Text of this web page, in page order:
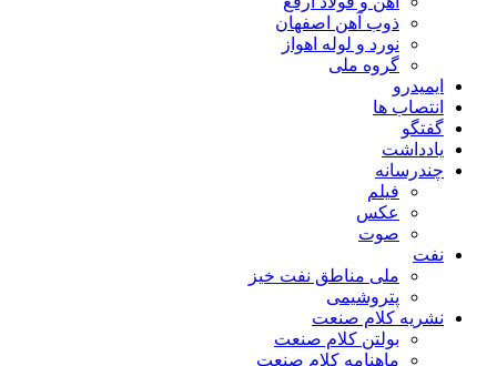
ذوب آهن اصفهان
نورد و لوله اهواز
گروه ملی
ایمیدرو
انتصاب ها
گفتگو
یادداشت
چندرسانه
فیلم
عکس
صوت
نفت
ملی مناطق نفت خیز
پتروشیمی
نشریه کلام صنعت
بولتن کلام صنعت
ماهنامه کلام صنعت